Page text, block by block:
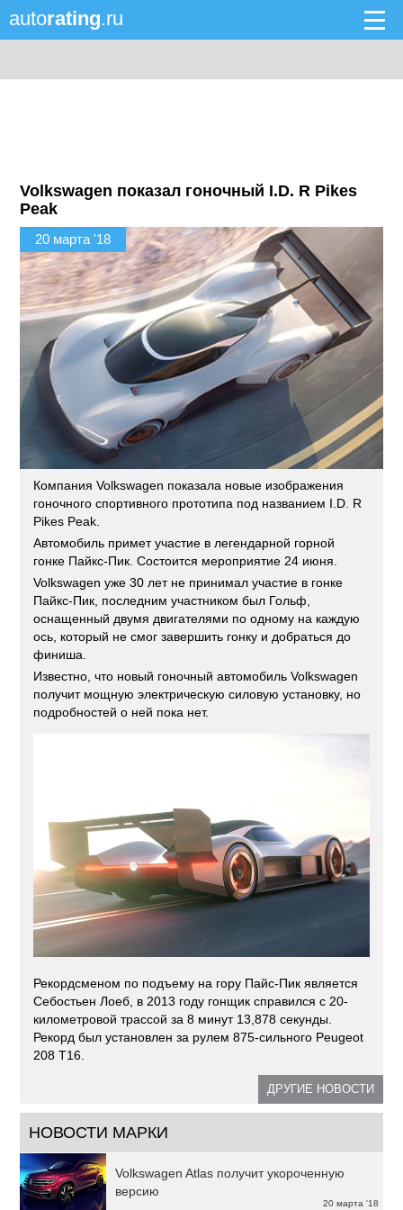
autorating.ru
Volkswagen показал гоночный I.D. R Pikes
Peak
20 марта '18
Компания Volkswagen показала новые изображения
гоночного спортивного прототипа под названием I.D. R
Pikes Peak.
Автомобиль примет участие в легендарной горной
гонке Пайкс-Пик. Состоится мероприятие 24 июня.
Volkswagen уже 30 лет не принимал участие в гонке
Пайкс-Пик, последним участником был Гольф,
оснащенный двумя двигателями по одному на каждую
ось, который не смог завершить гонку и добраться до
финиша.
Известно, что новый гоночный автомобиль Volkswagen
получит мощную электрическую силовую установку, но
подробностей о ней пока нет.
Рекордсменом по подъему на гору Пайс-Пик является
Себостьен Лоеб, в 2013 году гонщик справился с 20-
километровой трассой за 8 минут 13,878 секунды.
Рекорд был установлен за рулем 875-сильного Peugeot
208 T16.
ДРУГИЕ НОВОСТИ
НОВОСТИ МАРКИ
20 марта '18
Volkswagen Atlas получит укороченную
версию